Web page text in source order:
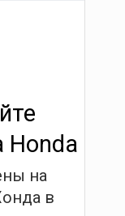
Honda
на
в